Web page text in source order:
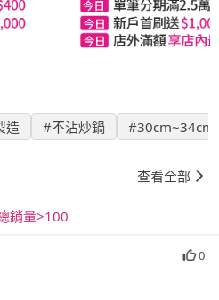
造 #不沾炒鍋 #30cm~34cm
查看全部
銷量>100
0